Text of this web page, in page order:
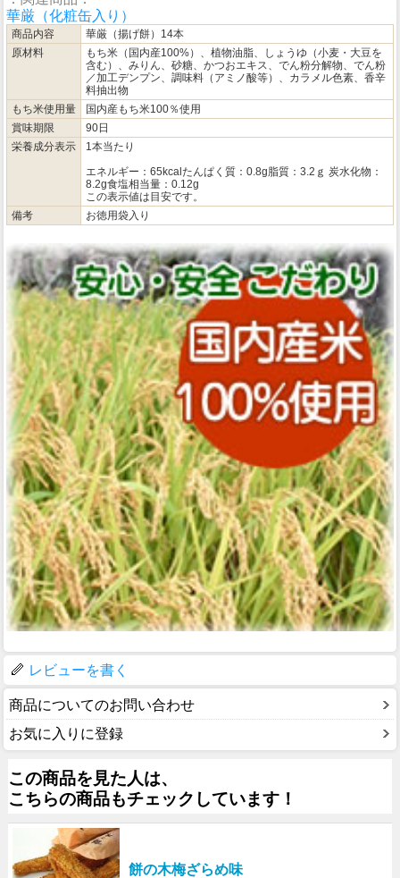
華厳（化粧缶入り）
商品内容
華厳（揚げ餅）14本
原材料
もち米（国内産100%）、植物油脂、しょうゆ（小麦・大豆を
含む）、みりん、砂糖、かつおエキス、でん粉分解物、でん粉
／加工デンプン、調味料（アミノ酸等）、カラメル色素、香辛
料抽出物
もち米使用量
国内産もち米100％使用
賞味期限
90日
栄養成分表示
1本当たり
エネルギー：65kcalたんぱく質：0.8g脂質：3.2ｇ 炭水化物：
8.2g食塩相当量：0.12g
この表示値は目安です。
備考
お徳用袋入り
レビューを書く
商品についてのお問い合わせ
お気に入りに登録
この商品を見た人は、
こちらの商品もチェックしています！
餅の木梅ざらめ味